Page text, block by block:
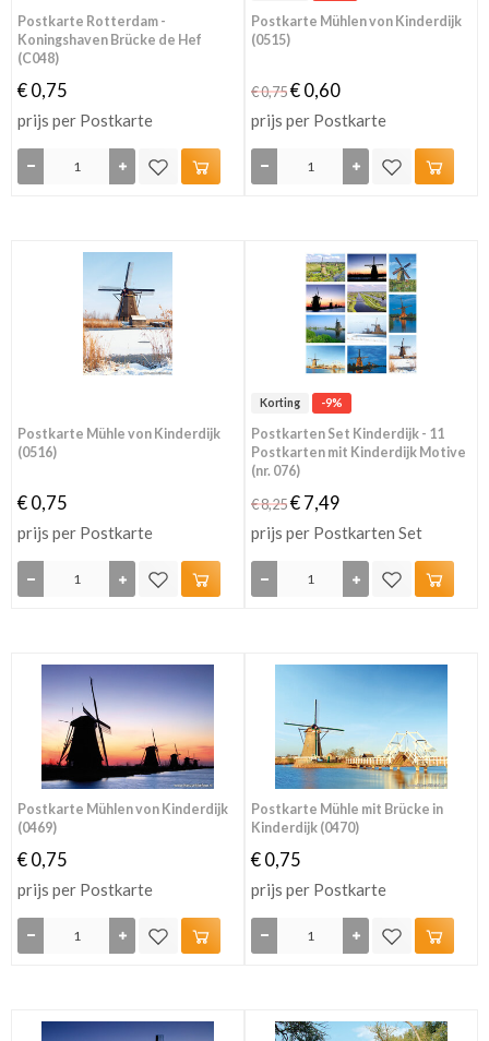
Postkarte Rotterdam -
Koningshaven Brücke de Hef
(C048)
€ 0,75
prijs per Postkarte
Postkarte Mühlen von Kinderdijk
(0515)
€ 0,75€ 0,60
prijs per Postkarte
Postkarte Mühle von Kinderdijk
(0516)
€ 0,75
prijs per Postkarte
Korting -9%
Postkarten Set Kinderdijk - 11
Postkarten mit Kinderdijk Motive
(nr. 076)
€ 8,25€ 7,49
prijs per Postkarten Set
Postkarte Mühlen von Kinderdijk
(0469)
€ 0,75
prijs per Postkarte
Postkarte Mühle mit Brücke in
Kinderdijk (0470)
€ 0,75
prijs per Postkarte